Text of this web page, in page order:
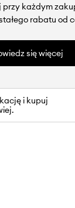
przy każdym
rabatu od
się więcej
i kupuj